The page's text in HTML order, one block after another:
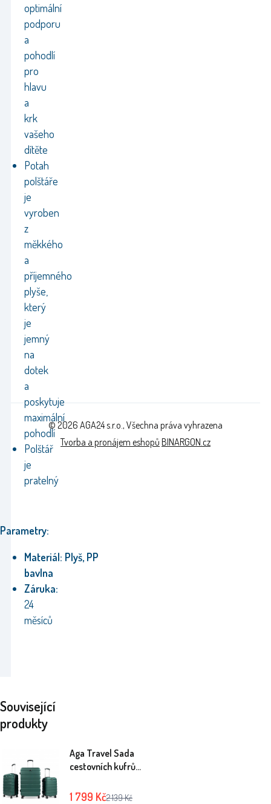
optimální
podporu
a
pohodlí
pro
hlavu
a
krk
vašeho
dítěte
Potah
polštáře
je
vyroben
z
měkkého
a
příjemného
plyše,
který
je
jemný
na
dotek
a
poskytuje
maximální
pohodlí
Polštář
je
pratelný
Parametry:
Materiál: Plyš, PP
bavlna
Záruka:
24
měsíců
Související
produkty
Aga Travel Sada
cestovních kufrů
1 799 Kč2 139Kč
© 2026 AGA24 s.r.o., Všechna práva vyhrazena
Tvorba a pronájem eshopů BINARGON.cz